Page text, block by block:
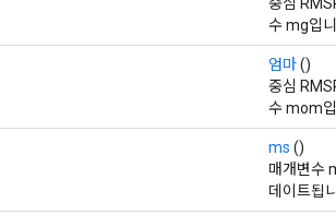
수 mg입
엄마()
중심
수 mom
ms ()
매개변수
데이트됩